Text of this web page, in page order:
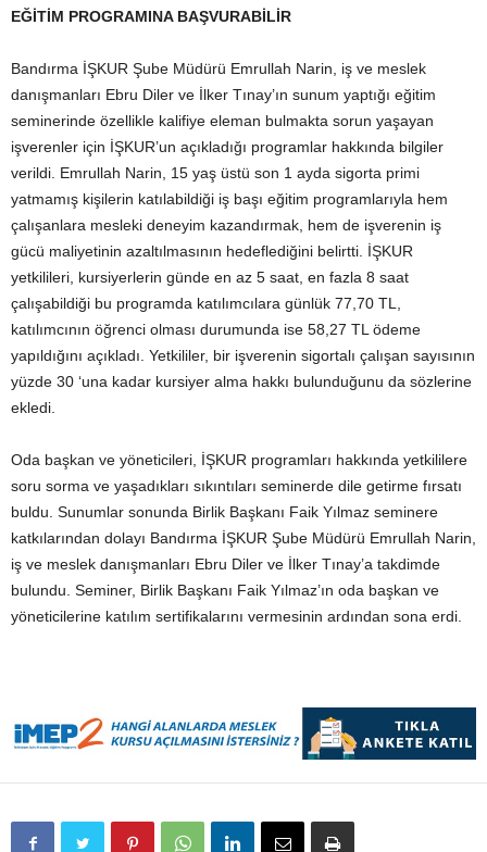
EĞİTİM PROGRAMINA BAŞVURABİLİR
Bandırma İŞKUR Şube Müdürü Emrullah Narin, iş ve meslek
danışmanları Ebru Diler ve İlker Tınay’ın sunum yaptığı eğitim
seminerinde özellikle kalifiye eleman bulmakta sorun yaşayan
işverenler için İŞKUR’un açıkladığı programlar hakkında bilgiler
verildi. Emrullah Narin, 15 yaş üstü son 1 ayda sigorta primi
yatmamış kişilerin katılabildiği iş başı eğitim programlarıyla hem
çalışanlara mesleki deneyim kazandırmak, hem de işverenin iş
gücü maliyetinin azaltılmasının hedeflediğini belirtti. İŞKUR
yetkilileri, kursiyerlerin günde en az 5 saat, en fazla 8 saat
çalışabildiği bu programda katılımcılara günlük 77,70 TL,
katılımcının öğrenci olması durumunda ise 58,27 TL ödeme
yapıldığını açıkladı. Yetkililer, bir işverenin sigortalı çalışan sayısının
yüzde 30 ‘una kadar kursiyer alma hakkı bulunduğunu da sözlerine
ekledi.
Oda başkan ve yöneticileri, İŞKUR programları hakkında yetkililere
soru sorma ve yaşadıkları sıkıntıları seminerde dile getirme fırsatı
buldu. Sunumlar sonunda Birlik Başkanı Faik Yılmaz seminere
katkılarından dolayı Bandırma İŞKUR Şube Müdürü Emrullah Narin,
iş ve meslek danışmanları Ebru Diler ve İlker Tınay’a takdimde
bulundu. Seminer, Birlik Başkanı Faik Yılmaz’ın oda başkan ve
yöneticilerine katılım sertifikalarını vermesinin ardından sona erdi.